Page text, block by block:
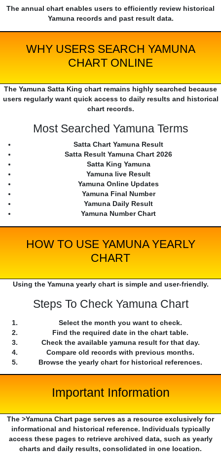
The annual chart enables users to efficiently review historical
Yamuna records and past result data.
WHY USERS SEARCH YAMUNA
CHART ONLINE
The Yamuna Satta King chart remains highly searched because
users regularly want quick access to daily results and historical
chart records.
Most Searched Yamuna Terms
Satta Chart Yamuna Result
Satta Result Yamuna Chart 2026
Satta King Yamuna
Yamuna live Result
Yamuna Online Updates
Yamuna Final Number
Yamuna Daily Result
Yamuna Number Chart
HOW TO USE YAMUNA YEARLY
CHART
Using the Yamuna yearly chart is simple and user-friendly.
Steps To Check Yamuna Chart
Select the month you want to check.
Find the required date in the chart table.
Check the available yamuna result for that day.
Compare old records with previous months.
Browse the yearly chart for historical references.
Important Information
The >Yamuna Chart page serves as a resource exclusively for
informational and historical reference. Individuals typically
access these pages to retrieve archived data, such as yearly
charts and daily results, consolidated in one location.